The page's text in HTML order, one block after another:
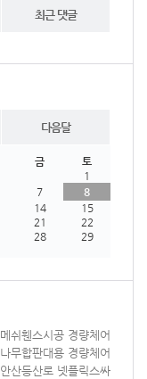
최근 댓글
다음달
금
토
1
7
8
14
15
21
22
28
29
메쉬휀스시공 경량체어
나무합판대용 경량체어
안산등산로 넷플릭스싸